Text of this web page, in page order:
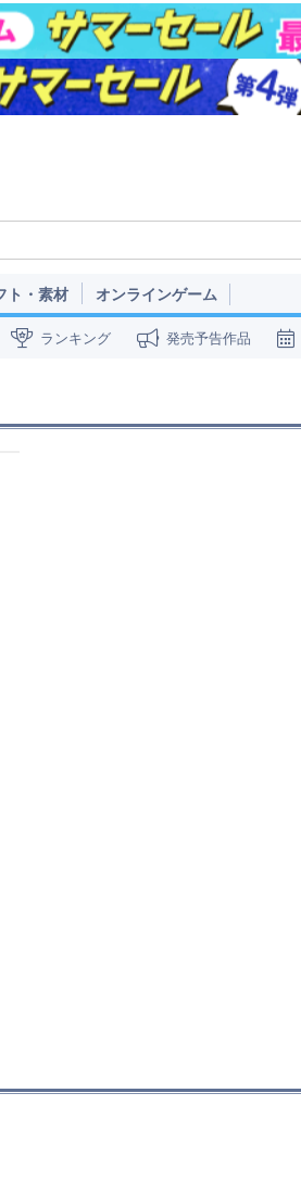
ト・素材 オンラインゲーム
ランキング 発売予告作品